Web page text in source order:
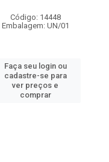
Código: 14448
Embalagem: UN/01
Faça seu login ou
cadastre-se para
ver preços e
comprar